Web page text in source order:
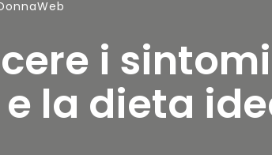
i sintomi
la dieta